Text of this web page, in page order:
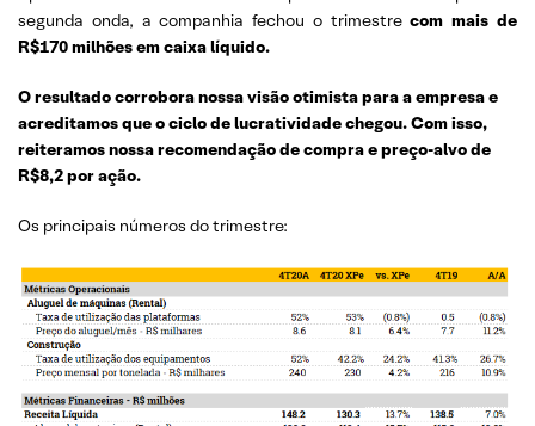
segunda onda, a companhia fechou o trimestrecom mais de
R$170 milhões em caixa líquido.
O resultado corrobora nossa visão otimista para a empresa e
acreditamos que o ciclo de lucratividade chegou. Com isso,
reiteramos nossa recomendação de compra e preço-alvo de
R$8,2 por ação.
Os principais números do trimestre: